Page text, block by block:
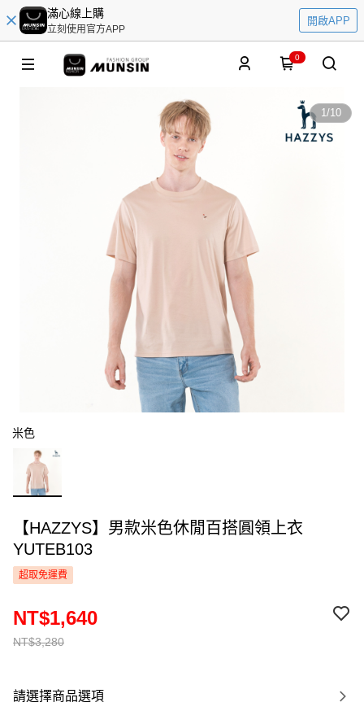
滿心線上購
立刻使用官方APP
開啟APP
0
1/10
米色
【HAZZYS】男款米色休閒百搭圓領上衣
YUTEB103
超取免運費
NT$3,280
NT$1,640
請選擇商品選項